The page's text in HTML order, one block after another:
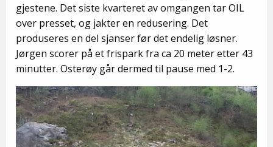
gjestene. Det siste kvarteret av omgangen tar OIL
over presset, og jakter en redusering. Det
produseres en del sjanser før det endelig løsner.
Jørgen scorer på et frispark fra ca 20 meter etter 43
minutter. Osterøy går dermed til pause med 1-2.